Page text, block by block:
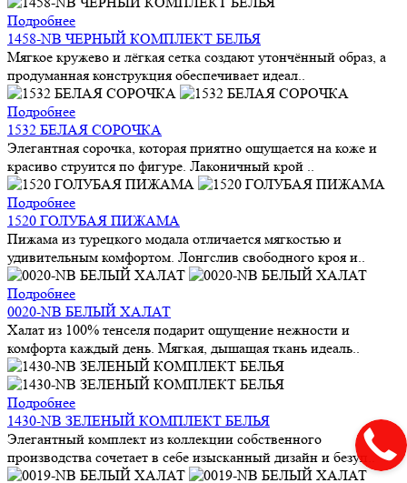
Подробнее
1458-NB ЧЕРНЫЙ КОМПЛЕКТ БЕЛЬЯ
Мягкое кружево и лёгкая сетка создают утончённый образ, а
продуманная конструкция обеспечивает идеал..
Подробнее
1532 БЕЛАЯ СОРОЧКА
Элегантная сорочка, которая приятно ощущается на коже и
красиво струится по фигуре. Лаконичный крой ..
Подробнее
1520 ГОЛУБАЯ ПИЖАМА
Пижама из турецкого модала отличается мягкостью и
удивительным комфортом. Лонгслив свободного кроя и..
Подробнее
0020-NB БЕЛЫЙ ХАЛАТ
Халат из 100% тенселя подарит ощущение нежности и
комфорта каждый день. Мягкая, дышащая ткань идеаль..
Подробнее
1430-NB ЗЕЛЕНЫЙ КОМПЛЕКТ БЕЛЬЯ
Элегантный комплект из коллекции собственного
производства сочетает в себе изысканный дизайн и безуп..